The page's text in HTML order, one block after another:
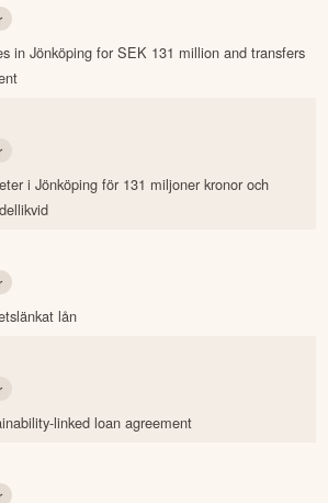
in Jönköping for SEK 131 million and transfers
i Jönköping för 131 miljoner kronor och
lån
linked loan agreement